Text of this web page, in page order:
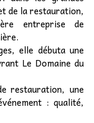
de la restauration,
entreprise de
elle débuta une
Le Domaine du
restauration, une
: qualité,